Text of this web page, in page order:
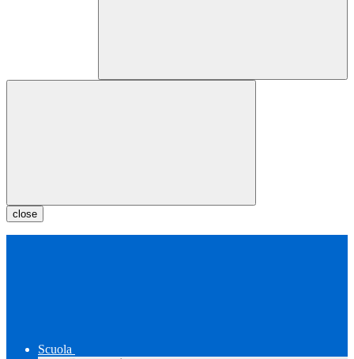
close
Scuola